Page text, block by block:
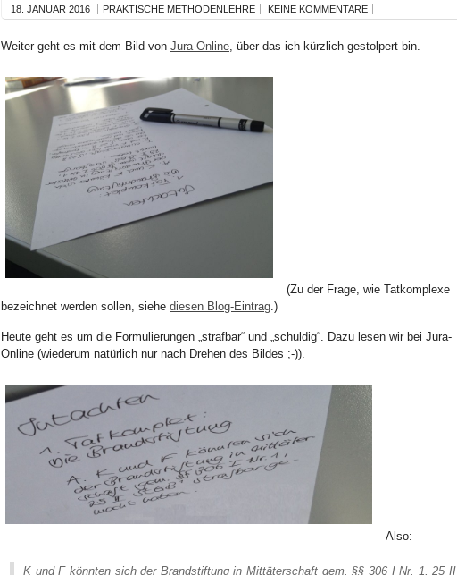
18. JANUAR 2016 PRAKTISCHE METHODENLEHRE KEINE KOMMENTARE
Weiter geht es mit dem Bild von Jura-Online, über das ich kürzlich gestolpert bin.
(Zu der Frage, wie Tatkomplexe
bezeichnet werden sollen, siehe diesen Blog-Eintrag.)
Heute geht es um die Formulierungen „strafbar“ und „schuldig“. Dazu lesen wir bei Jura-
Online (wiederum natürlich nur nach Drehen des Bildes ;-)).
Also:
K und F könnten sich der Brandstiftung in Mittäterschaft gem. §§ 306 I Nr. 1, 25 II